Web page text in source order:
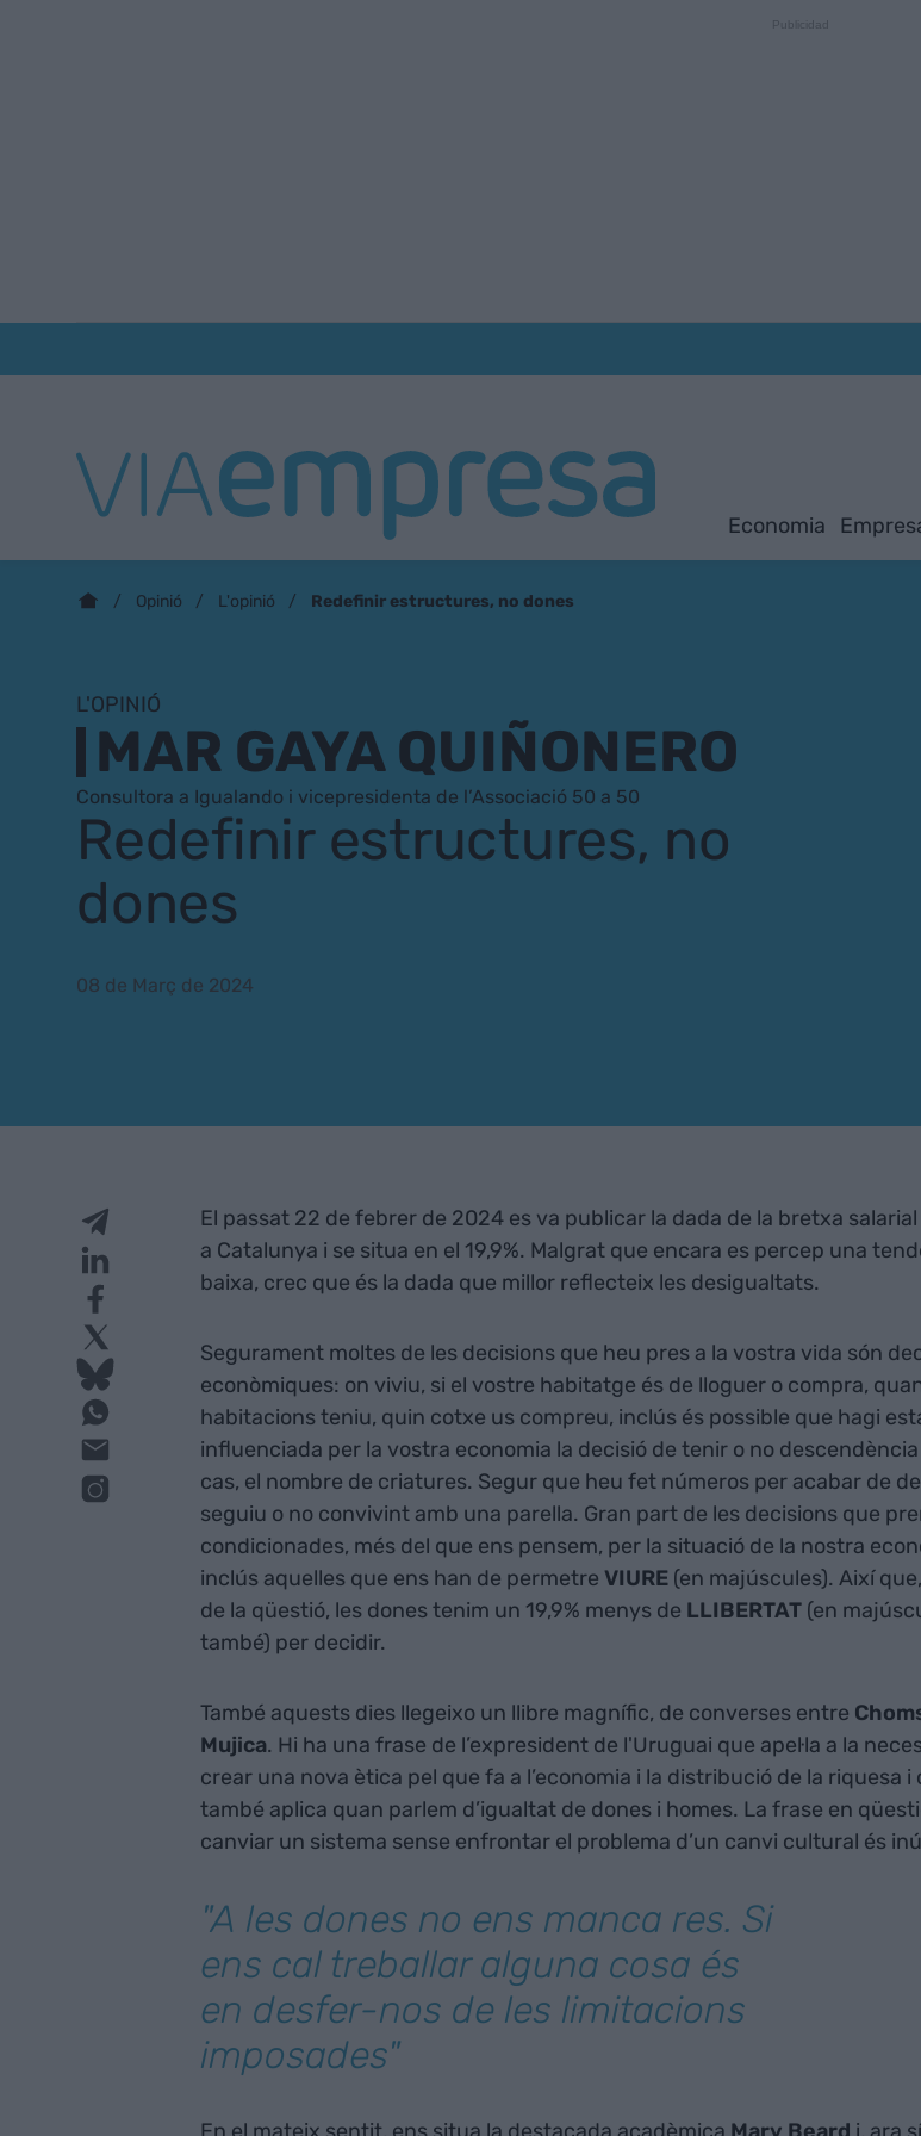
Economia
Opinió L'opinió Redefinir estructures, no dones
L'OPINIÓ
MAR GAYA QUIÑONERO
Consultora a Igualando i vicepresidenta de l’Associació 50 a 50
Redefinir estructures, no
dones
08 de Març de 2024
El passat 22 de febrer de 2024 es va publicar la dada de la bretxa salarial
a Catalunya i se situa en el 19,9%. Malgrat que encara es percep una
baixa, crec que és la dada que millor reflecteix les desigualtats.
Segurament moltes de les decisions que heu pres a la vostra vida són
econòmiques: on viviu, si el vostre habitatge és de lloguer o compra,
habitacions teniu, quin cotxe us compreu, inclús és possible que hagi
influenciada per la vostra economia la decisió de tenir o no descendència
cas, el nombre de criatures. Segur que heu fet números per acabar de
seguiu o no convivint amb una parella. Gran part de les decisions que
condicionades, més del que ens pensem, per la situació de la nostra
inclús aquelles que ens han de permetre VIURE(en majúscules). Així
de la qüestió, les dones tenim un 19,9% menys de LLIBERTAT(en
també) per decidir.
També aquests dies llegeixo un llibre magnífic, de converses entre
Mujica. Hi ha una frase de l’expresident de l'Uruguai que apel·la a la
crear una nova ètica pel que fa a l’economia i la distribució de la riquesa i
també aplica quan parlem d’igualtat de dones i homes. La frase en
canviar un sistema sense enfrontar el problema d’un canvi cultural és
"A les dones no ens manca res. Si
ens cal treballar alguna cosa és
en desfer-nos de les limitacions
imposades"